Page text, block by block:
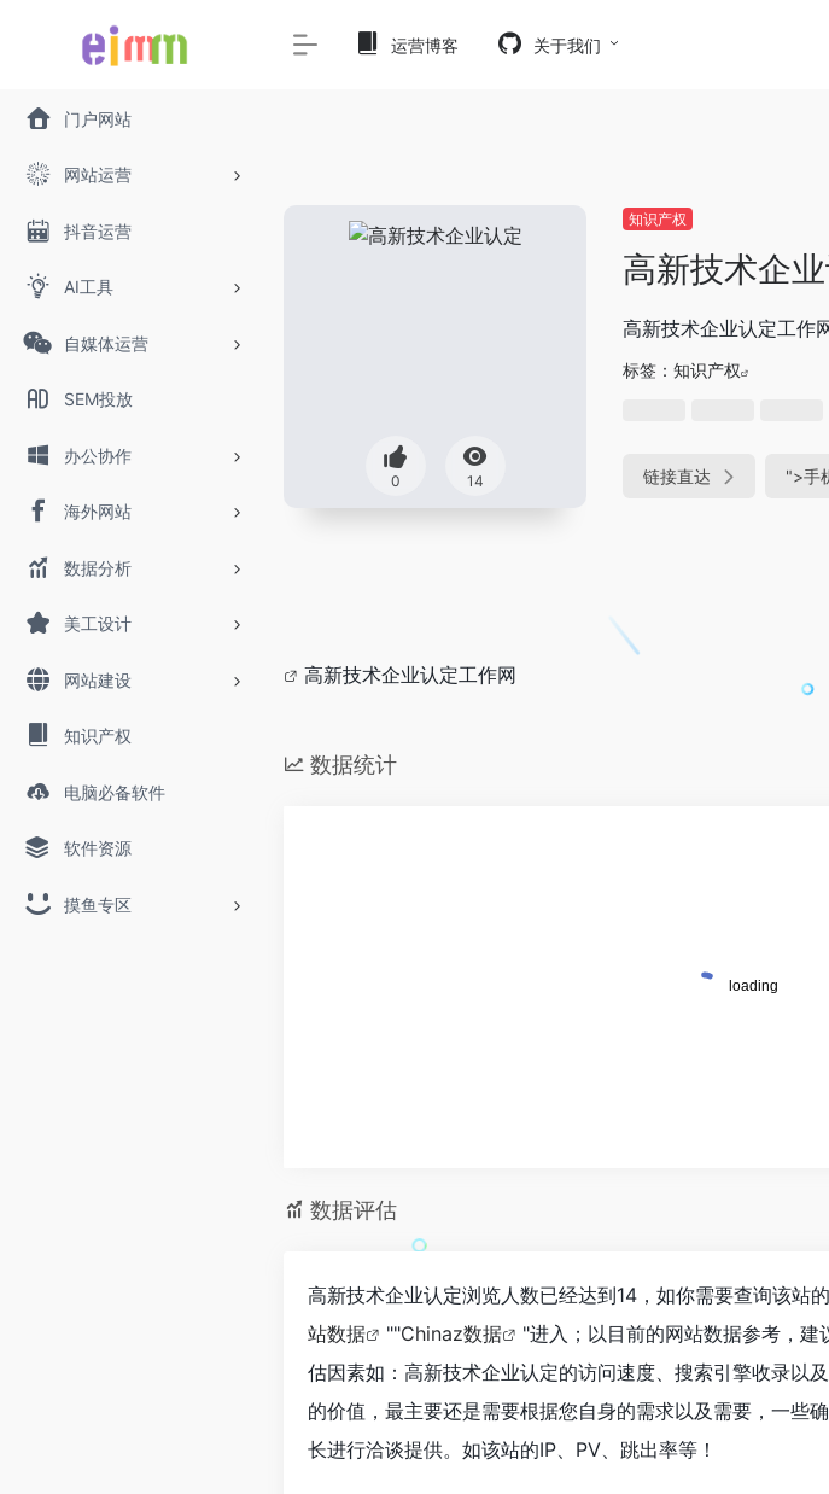
门户网站
网站运营
抖音运营
AI工具
自媒体运营
SEM投放
办公协作
海外网站
数据分析
美工设计
网站建设
知识产权
电脑必备软件
软件资源
摸鱼专区
运营博客 关于我们
0 14
知识产权
高新技术企
高新技术企业认定工作
标签： 知识产权
链接直达 ">手
高新技术企业认定工作网
数据统计
数据评估
高新技术企业认定浏览人数已经达到14，如你需要查询该站
站数据
""Chinaz数据
"进入；以目前的网站数据参考，
估因素如：高新技术企业认定的访问速度、搜索引擎收录以
的价值，最主要还是需要根据您自身的需求以及需要，一些
长进行洽谈提供。如该站的IP、PV、跳出率等！